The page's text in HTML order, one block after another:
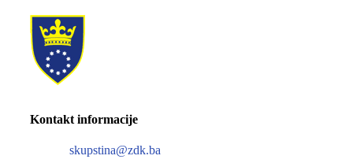
Kontakt informacije
skupstina@zdk.ba